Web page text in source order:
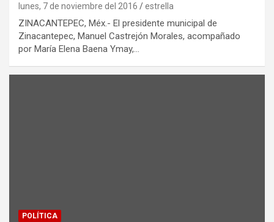
lunes, 7 de noviembre del 2016 estrella
ZINACANTEPEC, Méx.- El presidente municipal de
Zinacantepec, Manuel Castrejón Morales, acompañado
por María Elena Baena Ymay,…
POLÍTICA